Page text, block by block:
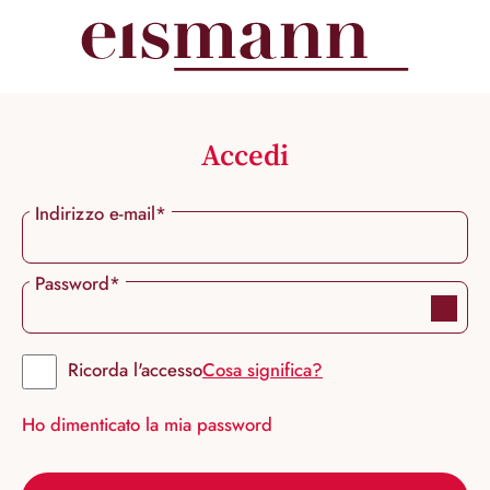
principale
Accedi
Indirizzo e-mail*
Password*
Ricorda l'accessoCosa significa?
Ho dimenticato la mia password